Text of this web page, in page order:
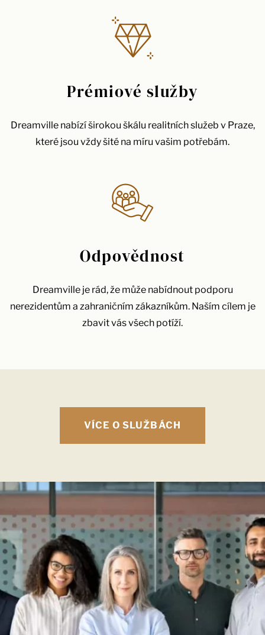
Prémiové služby
Dreamville nabízí širokou škálu realitních služeb v Praze,
které jsou vždy šité na míru vašim potřebám.
Odpovědnost
Dreamville je rád, že může nabídnout podporu
nerezidentům a zahraničním zákazníkům. Naším cílem je
zbavit vás všech potíží.
VÍCE O SLUŽBÁCH